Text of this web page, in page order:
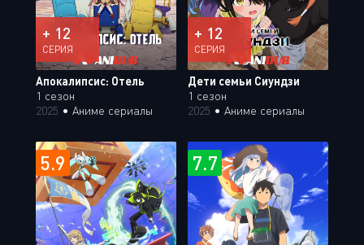
+ 12
СЕРИЯ
Апокалипсис: Отель
1 сезон
2025 • Аниме сериалы
+ 12
СЕРИЯ
Дети семьи Сиундзи
1 сезон
2025 • Аниме сериалы
5.9 7.7